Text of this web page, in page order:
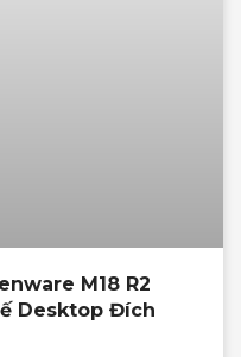
M18 R2
Desktop Đích